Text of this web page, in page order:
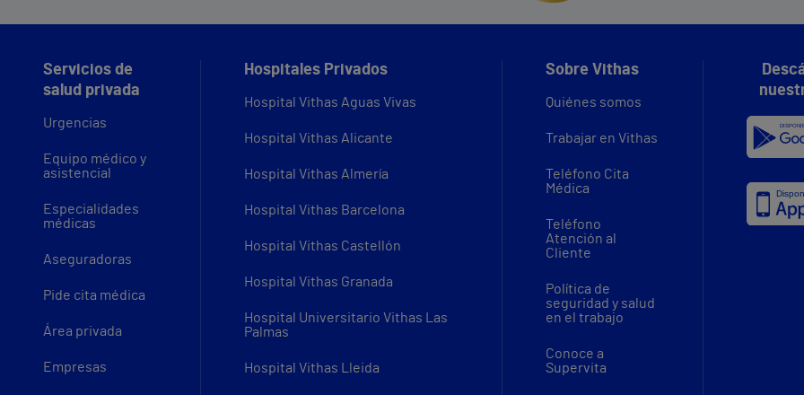
Servicios de
salud privada
Urgencias
Equipo médico y
asistencial
Especialidades
médicas
Aseguradoras
Pide cita médica
Área privada
Empresas
Hospitales Privados
Hospital Vithas Aguas Vivas
Hospital Vithas Alicante
Hospital Vithas Almería
Hospital Vithas Barcelona
Hospital Vithas Castellón
Hospital Vithas Granada
Hospital Universitario Vithas Las
Palmas
Hospital Vithas Lleida
Sobre Vithas
Quiénes somos
Trabajar en Vithas
Teléfono Cita
Médica
Teléfono
Atención al
Cliente
Política de
seguridad y salud
en el trabajo
Conoce a
Supervita